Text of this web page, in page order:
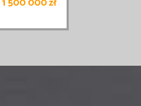
1 500 000 zł